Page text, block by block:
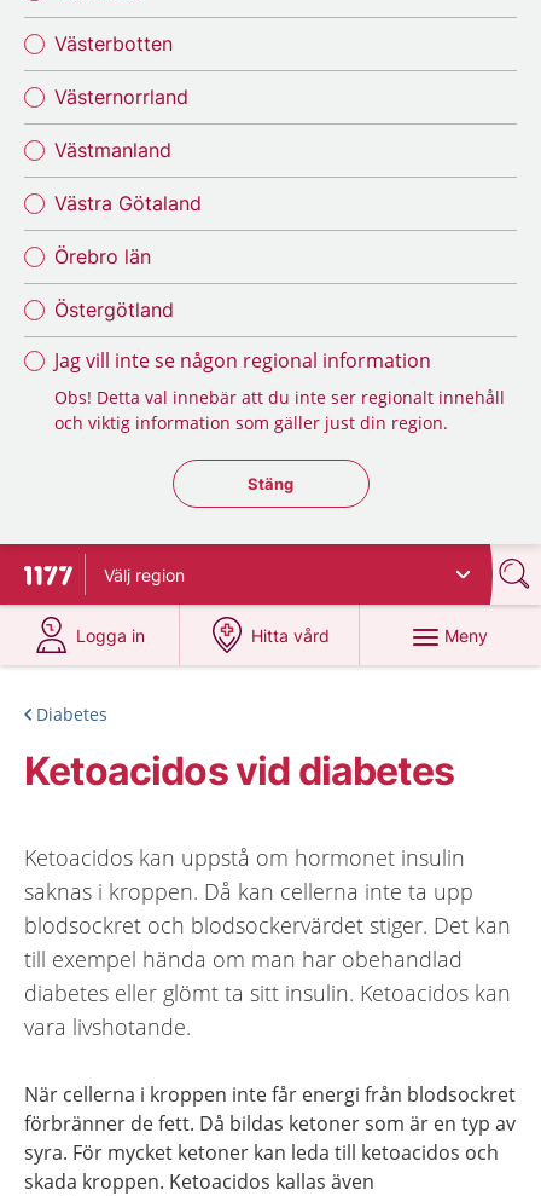
Västerbotten
Västernorrland
Västmanland
Västra Götaland
Örebro län
Östergötland
Jag vill inte se någon regional information
Obs! Detta val innebär att du inte ser regionalt innehåll
och viktig information som gäller just din region.
Stäng regionsväljaren
Stäng
Till startsidan för 1177
Välj region
Logga in
på 1177.se
Hitta vård
på 1177.se
Meny
Diabetes
Ketoacidos vid diabetes
Ketoacidos kan uppstå om hormonet insulin
saknas i kroppen. Då kan cellerna inte ta upp
blodsockret och blodsockervärdet stiger. Det kan
till exempel hända om man har obehandlad
diabetes eller glömt ta sitt insulin. Ketoacidos kan
vara livshotande.
När cellerna i kroppen inte får energi från blodsockret
förbränner de fett. Då bildas ketoner som är en typ av
syra. För mycket ketoner kan leda till ketoacidos och
skada kroppen. Ketoacidos kallas även